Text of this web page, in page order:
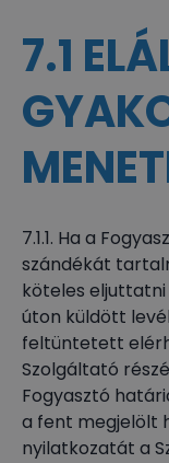
7.1
7.1.1. Ha a
szándékát
köteles
úton küldött
feltüntetett
Szolgáltató
Fogyasztó
a fent megjelölt
nyilatkozatát a